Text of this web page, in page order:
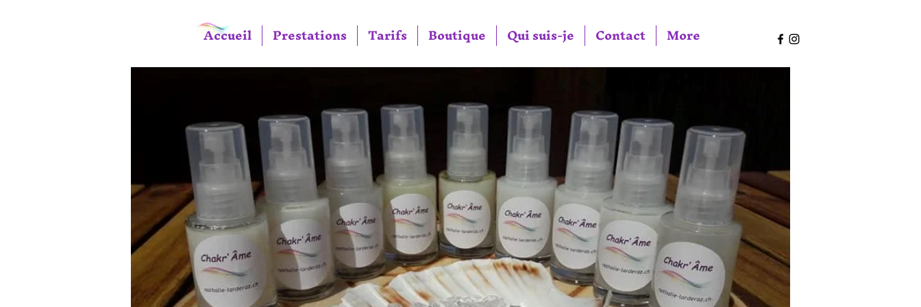
Accueil Prestations Tarifs Boutique Qui suis-je Contact More